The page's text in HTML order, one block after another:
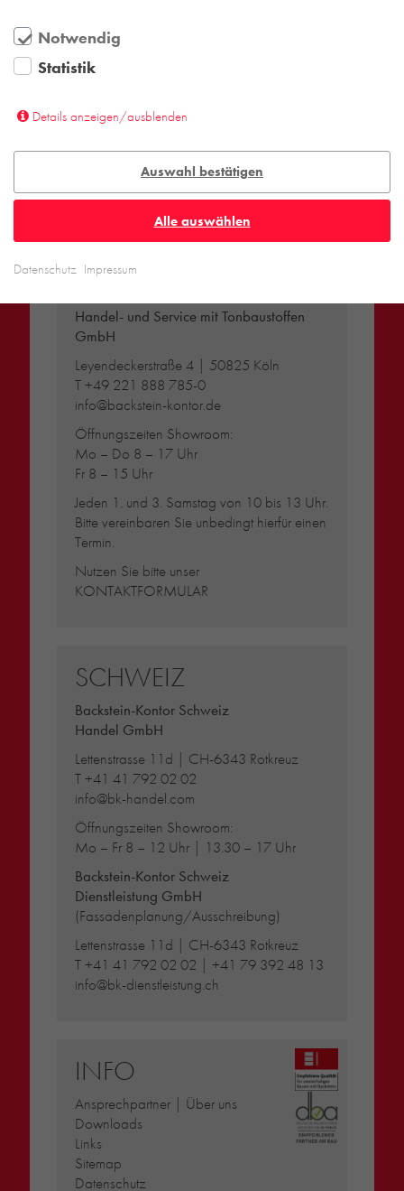
DEUTSCHLAND
Handel- und Service mit Tonbaustoffen
GmbH
Leyendeckerstraße 4 | 50825 Köln
T+49 221 888 785-0
info@backstein-kontor.de
Öffnungszeiten Showroom:
Mo – Do 8 – 17 Uhr
Fr 8 – 15 Uhr
Jeden 1. und 3. Samstag von 10 bis 13 Uhr.
Bitte vereinbaren Sie unbedingt hierfür einen
Termin.
Nutzen Sie bitte unser
KONTAKTFORMULAR
SCHWEIZ
Backstein-Kontor Schweiz
Handel GmbH
Lettenstrasse 11d | CH-6343 Rotkreuz
T+41 41 792 02 02
info@bk-handel.com
Öffnungszeiten Showroom:
Mo – Fr 8 – 12 Uhr | 13.30 – 17 Uhr
Backstein-Kontor Schweiz
Dienstleistung GmbH
(Fassadenplanung/Ausschreibung)
Lettenstrasse 11d | CH-6343 Rotkreuz
T+41 41 792 02 02 |+41 79 392 48 13
info@bk-dienstleistung.ch
INFO
Ansprechpartner | Über uns
Downloads
Links
Sitemap
Datenschutz
Notwendig
Statistik
Details anzeigen/ausblenden
Auswahl bestätigen
Alle auswählen
Datenschutz Impressum